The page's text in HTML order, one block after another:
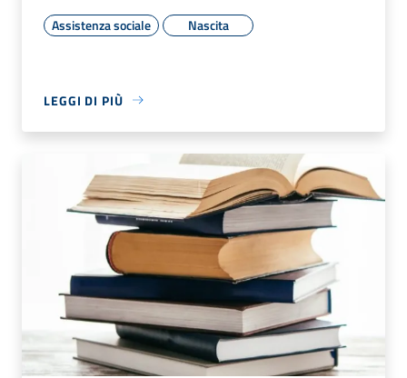
Assistenza sociale Nascita
LEGGI DI PIÙ